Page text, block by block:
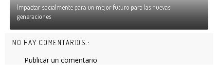
Impactar socialmente para un mejor futuro para las nuevas
generaciones
NO HAY COMENTARIOS.:
Publicar un comentario